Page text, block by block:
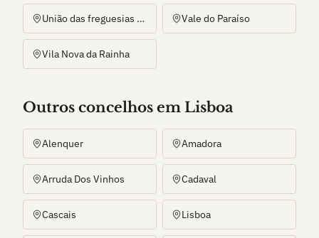
União das freguesias de Manique do Intendente, Vila Nova de São Pedro e Maçussa Vale do Paraíso
Vila Nova da Rainha
Outros concelhos em Lisboa
Alenquer Amadora
Arruda Dos Vinhos Cadaval
Cascais Lisboa